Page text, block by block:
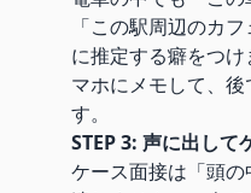
「この駅周辺のカ
に推定する癖をつ
マホにメモして、
す。
STEP 3: 声に出して
ケース面接は「頭